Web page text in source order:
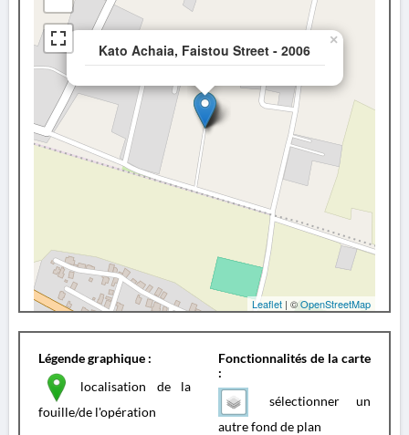
Kato Achaia, Faistou Street - 2006
×
Leaflet | ©OpenStreetMap
Légende graphique :
localisation de la
fouille/de l'opération
Fonctionnalités de la carte
:
sélectionner un
autre fond de plan